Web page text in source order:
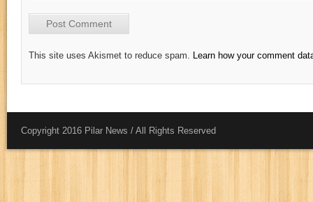
This site uses Akismet to reduce spam. Learn how your comment
Copyright 2016 Pilar News / All Rights Reserved